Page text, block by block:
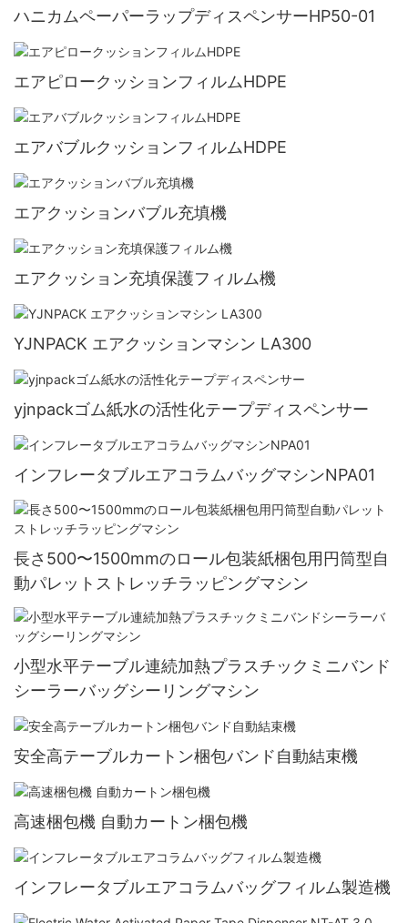
ハニカムペーパーラップディスペンサーHP50-01
エアピロークッションフィルムHDPE
エアバブルクッションフィルムHDPE
エアクッションバブル充填機
エアクッション充填保護フィルム機
YJNPACK エアクッションマシン LA300
yjnpackゴム紙水の活性化テープディスペンサー
インフレータブルエアコラムバッグマシンNPA01
長さ500〜1500mmのロール包装紙梱包用円筒型自
動パレットストレッチラッピングマシン
小型水平テーブル連続加熱プラスチックミニバンド
シーラーバッグシーリングマシン
安全高テーブルカートン梱包バンド自動結束機
高速梱包機 自動カートン梱包機
インフレータブルエアコラムバッグフィルム製造機